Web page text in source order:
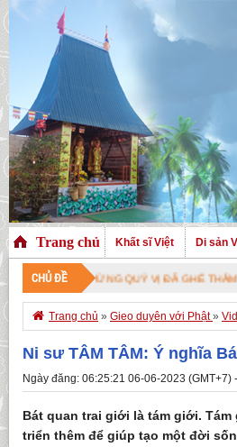
Trang chủ Khất sĩ Việt Di sản
CHỦ ĐỀ
CHÀO MỪNG QUÝ VỊ ĐÃ GHÉ THĂM
 Trang chủ » Gieo duyên với Phật»
Ni sư TÂM TÂM: Ý nghĩa
Ngày đăng: 06:25:21 06-06-2023 (GMT+7)
Bát quan trai giới là tám giới.
triển thêm để giúp tạo một đời